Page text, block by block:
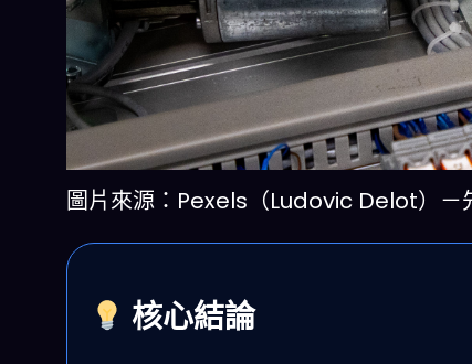
圖片來源：Pexels（Ludovic Delot）－
核心結論